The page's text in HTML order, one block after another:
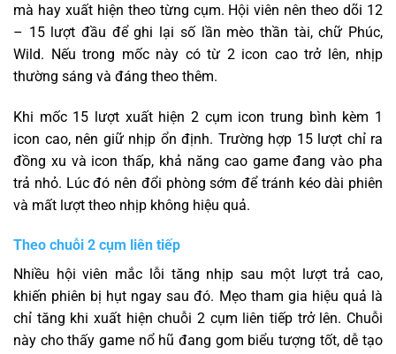
mà hay xuất hiện theo từng cụm. Hội viên nên theo dõi 12
– 15 lượt đầu để ghi lại số lần mèo thần tài, chữ Phúc,
Wild. Nếu trong mốc này có từ 2 icon cao trở lên, nhịp
thường sáng và đáng theo thêm.
Khi mốc 15 lượt xuất hiện 2 cụm icon trung bình kèm 1
icon cao, nên giữ nhịp ổn định. Trường hợp 15 lượt chỉ ra
đồng xu và icon thấp, khả năng cao game đang vào pha
trả nhỏ. Lúc đó nên đổi phòng sớm để tránh kéo dài phiên
và mất lượt theo nhịp không hiệu quả.
Theo chuỗi 2 cụm liên tiếp
Nhiều hội viên mắc lỗi tăng nhịp sau một lượt trả cao,
khiến phiên bị hụt ngay sau đó. Mẹo tham gia hiệu quả là
chỉ tăng khi xuất hiện chuỗi 2 cụm liên tiếp trở lên. Chuỗi
này cho thấy game nổ hũ đang gom biểu tượng tốt, dễ tạo